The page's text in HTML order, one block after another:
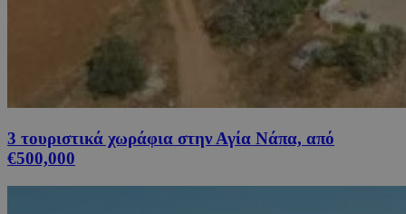
3 τουριστικά χωράφια στην Αγία Νάπα, από
€500,000